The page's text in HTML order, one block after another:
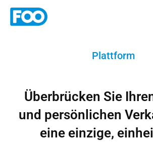
Zum
Inhalt
Plattform
Überbrücken Sie
und persönlichen
eine einzige,